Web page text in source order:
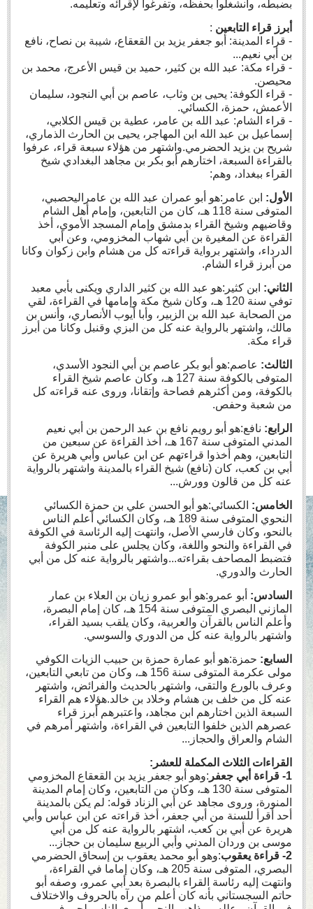
بضبطه، وانشغلوا بحفظه، وتفرغوا لإقرائه وتعليمه.
أبرز قراء التابعين :
- قراء المدينة: أبو جعفر يزيد بن القعقاع، شيبة بن نصاح، نافع
بن أبي نعيم...
- قراء مكة: عبد الله بن كثير، حميد بن قيس الأعرج، محمد بن
محيصن.
- قراء الكوفة: يحيى بن وثاب، عاصم بن أبي النجود، سليمان
الأعمش، حمزة، الكسائي.
- قراء الشام: عبد الله بن عامر، عطية بن قيس الكلابي،
إسماعيل بن عبد الله ابن المهاجر، يحيى بن الحارث الذماري،
شريح بن يزيد الحضرمي.واشتهر من هؤلاء سبعة قراء، عرفوا
بالقراءة السبعة، اختارهم أبو بكر بن مجاهد البغدادي شيخ
القراء ببغداد، وهم:
الأول: ابن عامر:هو أبو عمران عبد الله بن عامراليحصبي،
المتوفى سنة 118 هـ، كان من التابعين، وإمام أهل الشام
وقاضيهم وشيخ القراء بدمشق وإمام المسجد الأموي، أخذ
القراءة عن المغيرة بن أبي شهاب المخزومي، وعن أبي
الدرداء، واشتهر برواية قراءته كل من هشام وابن زكوان وكانا
من أبرز قراء الشام.
الثاني: ابن كثير:هو عبد الله بن كثير الداري ويكنى بأبي معبد
توفي سنة 120 هـ، وكان شيخ مكة وإمامها في القراءة، لقي
من الصحابة عبد الله بن الزبير، وأبا أيوب الأنصاري، وأنس بن
مالك، واشتهر بالرواية عنه كل من البزي وقنبل وكانا من أبرز
قراء مكة.
الثالث: عاصم:هو أبو بكر عاصم بن أبي النجود الأسدي،
المتوفى بالكوفة سنة 127 هـ، وكان عاصم شيخ القراء
بالكوفة، ومن أكثرهم فصاحة وإتقانا، وروى عنه قراءته كل
من شعبة وحفص.
الرابع: نافع:هو أبو رويم نافع بن عبد الرحمن بن أبي نعيم
المدني المتوفى سنة 167 هـ، أخذ القراءة عن سبعين من
التابعين، وهم أخذوا قراءتهم عن ابن عباس وأبي هريرة عن
أبي بن كعب، كان (نافع) شيخ القراء بالمدينة واشتهر بالرواية
عنه كل من قالون وورش...
الخامس: الكسائي:هو أبو الحسن علي بن حمزة الكسائي
النحوي المتوفى سنة 189 هـ، وكان الكسائي أعلم الناس
بالنحو، وكان فارسي الأصل، وانتهت إليه الرئاسة في الكوفة
في القراءة والنحو واللغة، وكان يجلس على منبر الكوفة
فتضبط المصاحف بقراءته...واشتهر بالرواية عنه كل من أبي
الحارث والدوري.
السادس: أبو عمرو:هو أبو عمرو زيان بن العلاء بن عمار
المازني البصري المتوفى سنة 154 هـ، كان إمام البصرة،
وأعلم الناس بالقرآن والعربية، وكان يلقب بسيد القراء،
واشتهر بالرواية عنه كل من الدوري والسوسي.
السابع: حمزة:هو أبو عمارة حمزة بن حبيب الزيات الكوفي
مولى عكرمة المتوفى سنة 156 هـ، وكان من تابعي التابعين،
وعرف بالورع والتقى، واشتهر بالحديث والفرائض، واشتهر
عنه كل من خلف بن هشام وخلاد بن خالد.هؤلاء هم القراء
السبعة الذين اختارهم ابن مجاهد، واعتبرهم أبرز قراء
عصرهم الذين خلفوا التابعين في القراءة، واشتهر أمرهم في
الشام والعراق والحجاز...
القراءات الثلاث المكملة للعشر :
1- قراءة أبي جعفر :وهو أبو جعفر يزيد بن القعقاع المخزومي
المتوفى سنة 130 هـ، وكان من التابعين، وكان إمام المدينة
المنورة، وروى مجاهد عن أبي الزناد قوله: لم يكن بالمدينة
أحد أقرأ للسنة من أبي جعفر، أخذ قراءته عن ابن عباس وأبي
هريرة عن أبي بن كعب، اشتهر بالرواية عنه كل من أبي
موسى بن وردان المدني وأبي الربيع سليمان بن حجاز...
2- قراءة يعقوب:وهو أبو محمد يعقوب بن إسحاق الحضرمي
البصري، المتوفى سنة 205 هـ، وكان إماما في القراءة،
وانتهت إليه رئاسة القراء بالبصرة بعد أبي عمرو، وصفه أبو
حاتم السجستاني بأنه كان أعلم من رآه بالحروف والاختلاف